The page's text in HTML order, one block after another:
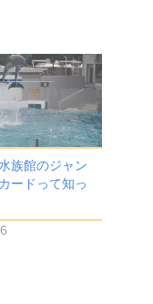
族館のジャン
ードって知っ